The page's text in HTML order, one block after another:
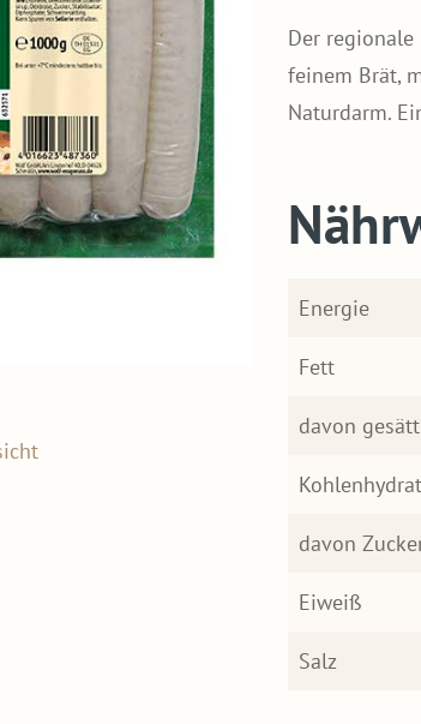
Der
feinem Brät,
Naturdarm.
Energie
Fett
davon
davon
Eiweiß
Salz